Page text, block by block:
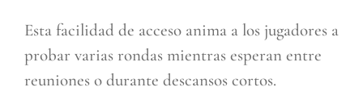
Esta facilidad de acceso anima a los jugadores a
probar varias rondas mientras esperan entre
reuniones o durante descansos cortos.